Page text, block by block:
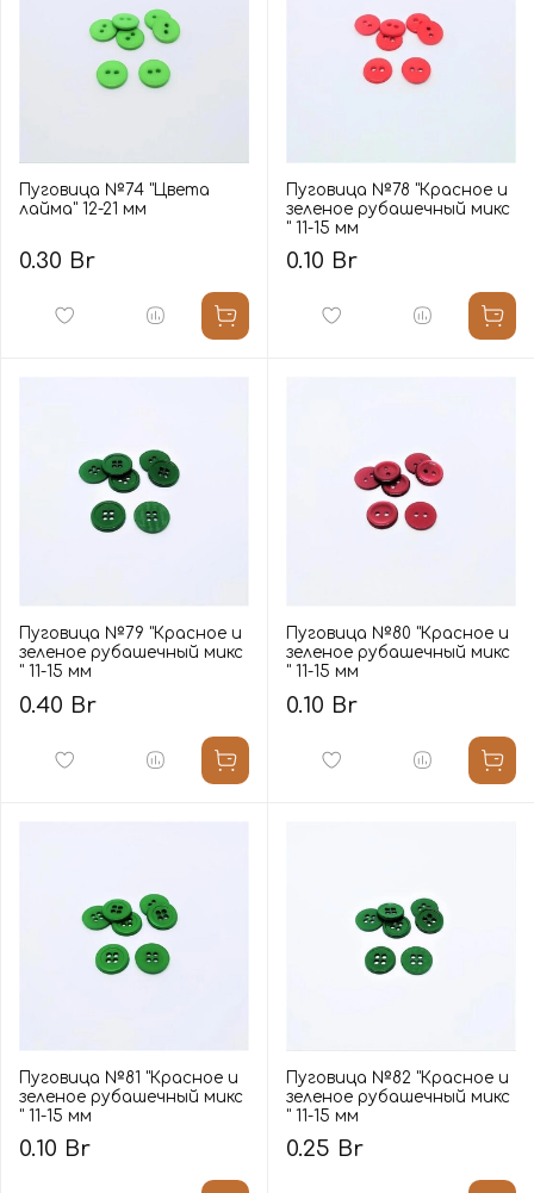
Пуговица №74 "Цвета
лайма" 12-21 мм
0.30 Br
Пуговица №78 "Красное и
зеленое рубашечный микс
" 11-15 мм
0.10 Br
Пуговица №79 "Красное и
зеленое рубашечный микс
" 11-15 мм
0.40 Br
Пуговица №80 "Красное и
зеленое рубашечный микс
" 11-15 мм
0.10 Br
Пуговица №81 "Красное и
зеленое рубашечный микс
" 11-15 мм
0.10 Br
Пуговица №82 "Красное и
зеленое рубашечный микс
" 11-15 мм
0.25 Br